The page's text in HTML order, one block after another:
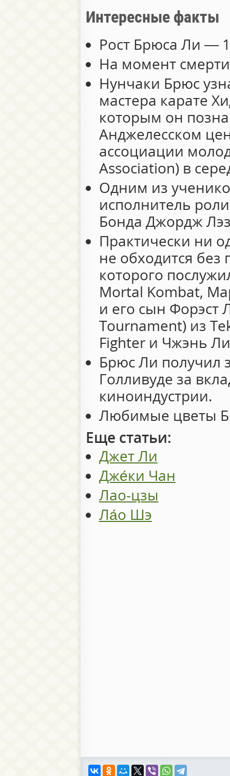
Интересные факты
Рост Брюса Ли —
На момент смерти
Нунчаки Брюс
мастера карате
которым он
Анджелесском
ассоциации
Association) в
Одним из
исполнитель
Бонда Джордж
Практически ни
не обходится
которого
Mortal Kombat,
и его сын Форэст
Tournament) из
Fighter и Чжэнь
Брюс Ли получил
Голливуде за
киноиндустрии.
Любимые цветы
Еще статьи:
Джет Ли
Дже́ки Чан
Лао-цзы
Ла́о Шэ